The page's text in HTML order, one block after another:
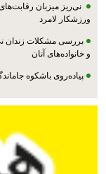
نی‌ریز میزبان
ورزشکار لامرد
بررسی مشکلات زندان
و خانواده‌های آنان
پیاده‌روی باشکوه